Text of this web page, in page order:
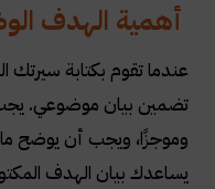
أهمية الهدف
عندما تقوم بكتابة سيرتك
تضمين بيان موضوعي.
وموجزًا، ويجب أن يوضح
يساعدك بيان الهدف